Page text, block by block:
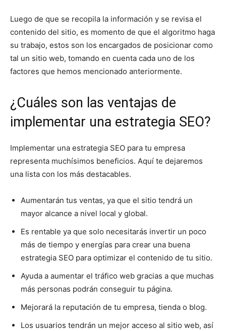
Luego de que se recopila la información y se revisa el
contenido del sitio, es momento de que el algoritmo haga
su trabajo, estos son los encargados de posicionar como
tal un sitio web, tomando en cuenta cada uno de los
factores que hemos mencionado anteriormente.
¿Cuáles son las ventajas de
implementar una estrategia SEO?
Implementar una estrategia SEO para tu empresa
representa muchísimos beneficios. Aquí te dejaremos
una lista con los más destacables.
Aumentarán tus ventas, ya que el sitio tendrá un
mayor alcance a nivel local y global.
Es rentable ya que solo necesitarás invertir un poco
más de tiempo y energías para crear una buena
estrategia SEO para optimizar el contenido de tu sitio.
Ayuda a aumentar el tráfico web gracias a que muchas
más personas podrán conseguir tu página.
Mejorará la reputación de tu empresa, tienda o blog.
Los usuarios tendrán un mejor acceso al sitio web, así